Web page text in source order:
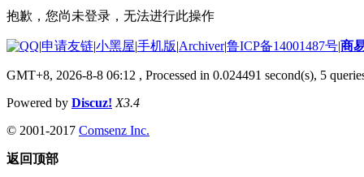
抱歉，您尚未登录，无法进行此操作
|申请友链|小黑屋|手机版|Archiver|鲁ICP备14001487号|商
GMT+8, 2026-8-8 06:12 , Processed in 0.024491 second(s), 5
Powered by Discuz! X3.4
© 2001-2017 Comsenz Inc.
返回顶部